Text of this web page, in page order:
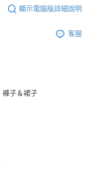
顯示電腦版詳細說明
客服
褲子＆裙子